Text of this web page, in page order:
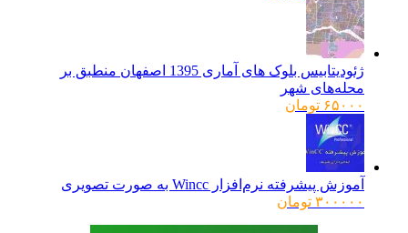
ژئودیتابیس بلوک های آماری 1395 اصفهان منطبق بر
محله‌های شهر
۶۵۰۰۰ تومان
آموزش پیشرفته نرم‌افزار Wincc به صورت تصویری
۳۰۰۰۰۰ تومان